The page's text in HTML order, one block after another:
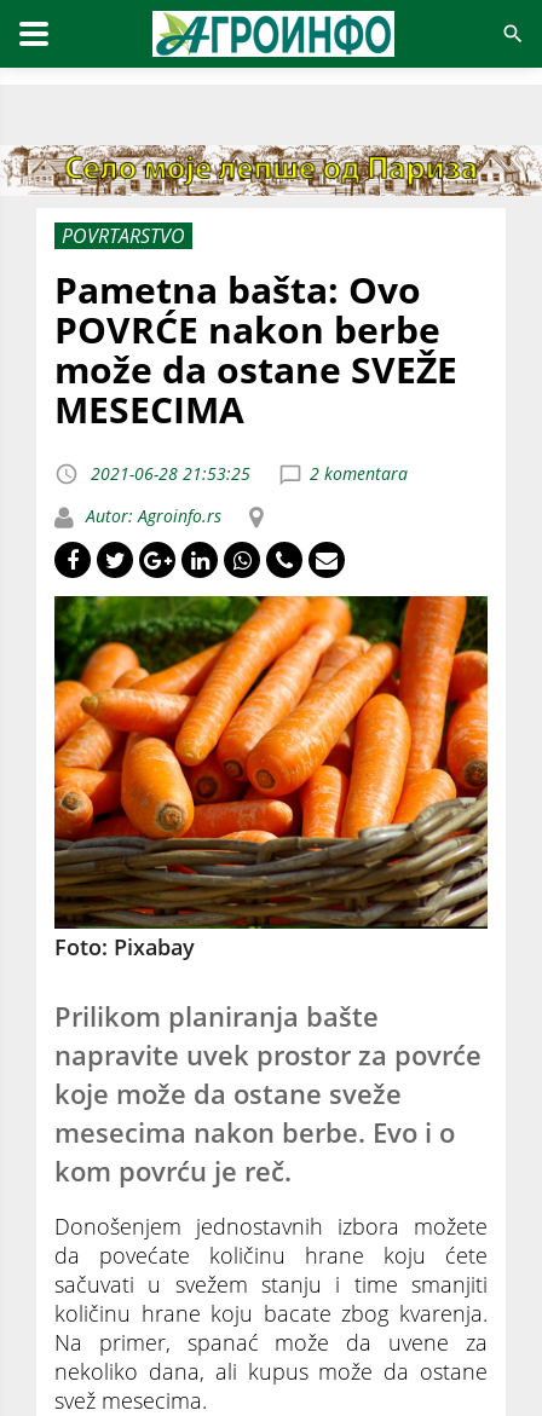
POVRTARSTVO
Pametna bašta: Ovo
POVRĆE nakon berbe
može da ostane SVEŽE
MESECIMA
2021-06-28 21:53:25
2 komentara
Autor: Agroinfo.rs
Foto: Pixabay
Prilikom planiranja bašte
napravite uvek prostor za povrće
koje može da ostane sveže
mesecima nakon berbe. Evo i o
kom povrću je reč.
Donošenjem jednostavnih izbora možete
da povećate količinu hrane koju ćete
sačuvati u svežem stanju i time smanjiti
količinu hrane koju bacate zbog kvarenja.
Na primer, spanać može da uvene za
nekoliko dana, ali kupus može da ostane
svež mesecima.